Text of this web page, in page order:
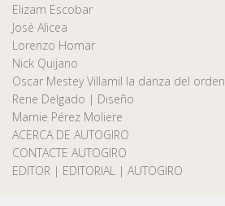
Elizam Escobar
José Alicea
Lorenzo Homar
Nick Quijano
Oscar Mestey Villamil la danza del orden
Rene Delgado | Diseño
Marnie Pérez Moliere
ACERCA DE AUTOGIRO
CONTACTE AUTOGIRO
EDITOR | EDITORIAL | AUTOGIRO